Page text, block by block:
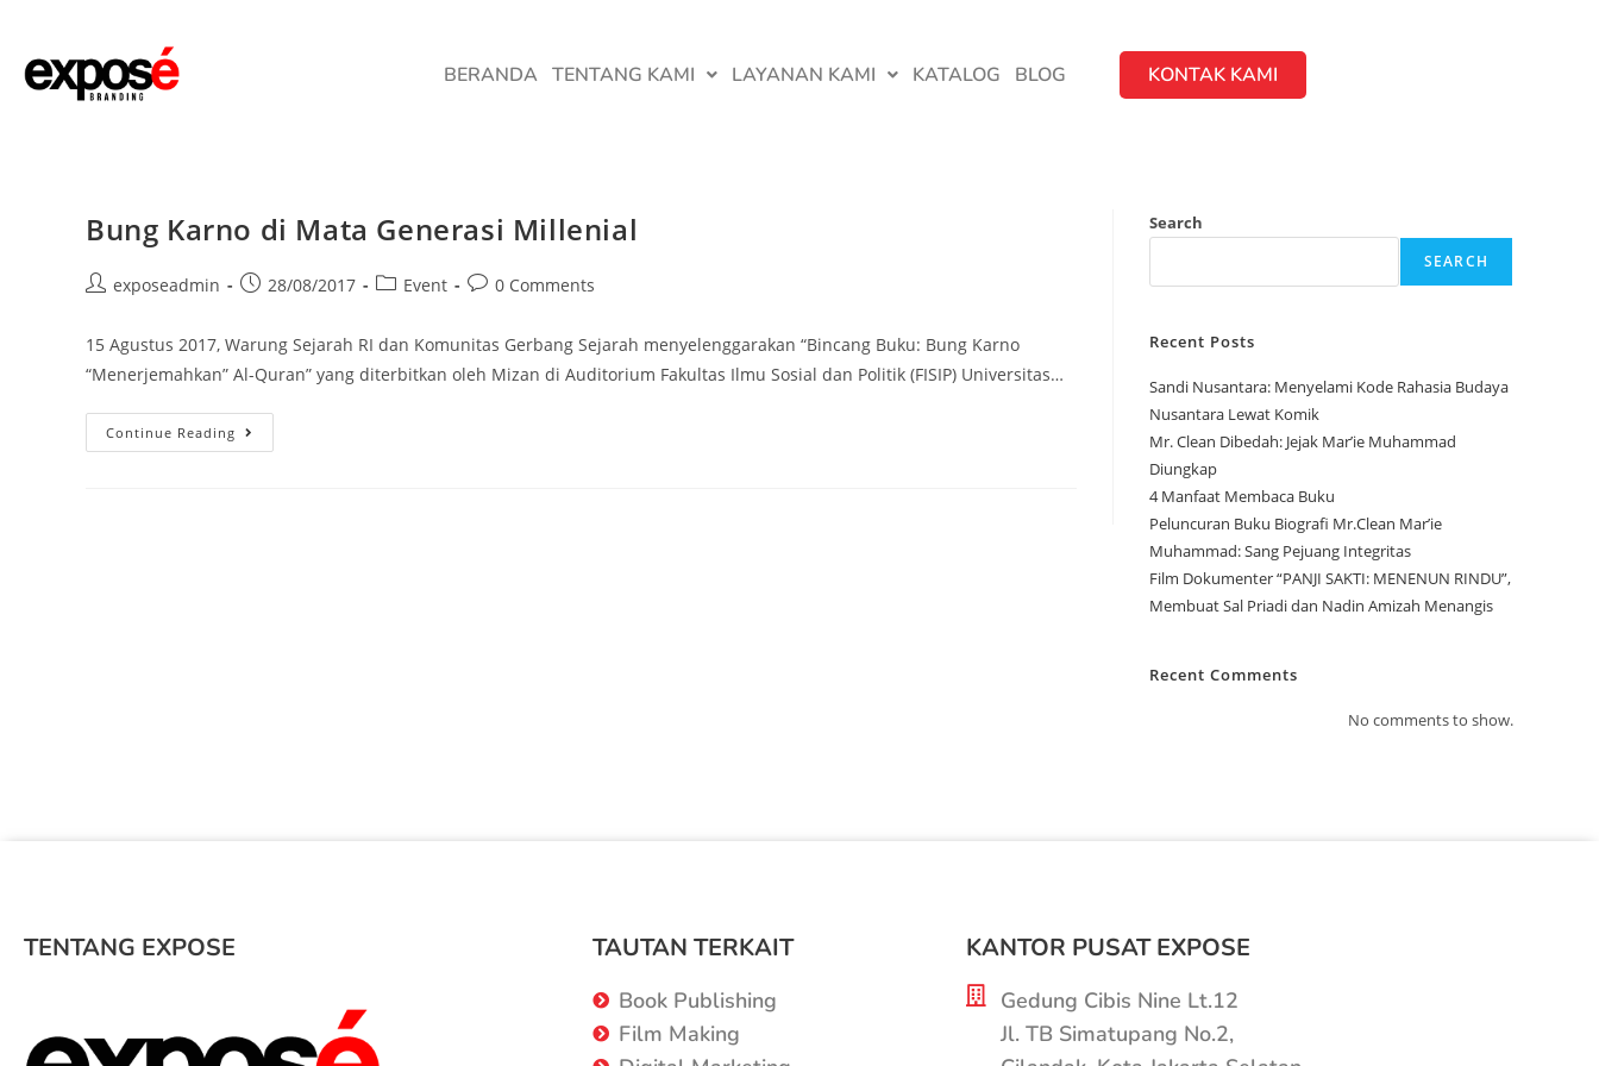
BERANDA TENTANG KAMI LAYANAN KAMI KATALOG BLOG KONTAK KAMI
Bung Karno di Mata Generasi Millenial
exposeadmin 28/08/2017 Event 0 Comments
15 Agustus 2017, Warung Sejarah RI dan Komunitas Gerbang Sejarah menyelenggarakan “Bincang Buku: Bung Karno
“Menerjemahkan” Al-Quran” yang diterbitkan oleh Mizan di Auditorium Fakultas Ilmu Sosial dan Politik (FISIP) Universitas…
Continue Reading
Search
SEARCH
Recent Posts
Sandi Nusantara: Menyelami Kode Rahasia Budaya
Nusantara Lewat Komik
Mr. Clean Dibedah: Jejak Mar’ie Muhammad
Diungkap
4 Manfaat Membaca Buku
Peluncuran Buku Biografi Mr.Clean Mar’ie
Muhammad: Sang Pejuang Integritas
Film Dokumenter “PANJI SAKTI: MENENUN RINDU”,
Membuat Sal Priadi dan Nadin Amizah Menangis
Recent Comments
No comments to show.
TENTANG EXPOSE TAUTAN TERKAIT
Book Publishing
Film Making
KANTOR PUSAT EXPOSE
Gedung Cibis Nine Lt.12
Jl. TB Simatupang No.2,